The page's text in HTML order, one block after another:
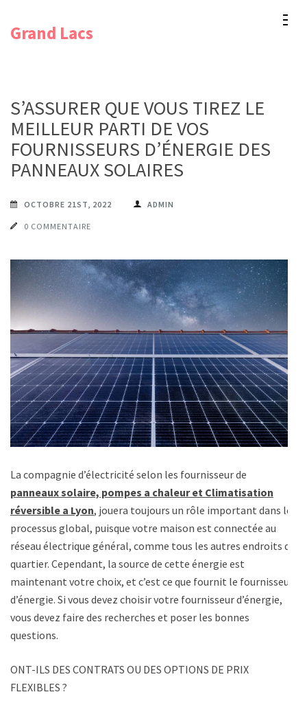
Grand Lacs
S’ASSURER QUE VOUS TIREZ LE
MEILLEUR PARTI DE VOS
FOURNISSEURS D’ÉNERGIE DES
PANNEAUX SOLAIRES
OCTOBRE 21ST, 2022 ADMIN
0 COMMENTAIRE
La compagnie d’électricité selon les fournisseur de
panneaux solaire, pompes a chaleur et Climatisation
réversible a Lyon, jouera toujours un rôle important dans le
processus global, puisque votre maison est connectée au
réseau électrique général, comme tous les autres endroits du
quartier. Cependant, la source de cette énergie est
maintenant votre choix, et c’est ce que fournit le fournisseur
d’énergie. Si vous devez choisir votre fournisseur d’énergie,
vous devez faire des recherches et poser les bonnes
questions.
ONT-ILS DES CONTRATS OU DES OPTIONS DE PRIX
FLEXIBLES ?